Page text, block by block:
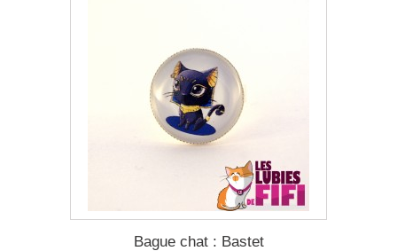
Bague chat : Bastet